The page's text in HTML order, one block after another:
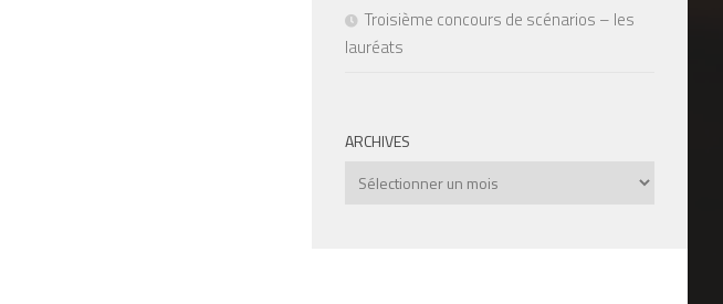
Troisième concours de scénarios – les
lauréats
ARCHIVES
Archives